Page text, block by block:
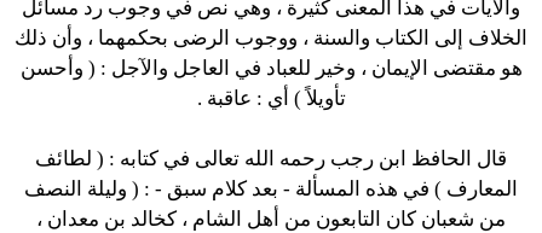
والآيات في هذا المعنى كثيرة ، وهي نص في وجوب رد مسائل
الخلاف إلى الكتاب والسنة ، ووجوب الرضى بحكمهما ، وأن ذلك
هو مقتضى الإيمان ، وخير للعباد في العاجل والآجل : ( وأحسن
تأويلاً ) أي : عاقبة .
قال الحافظ ابن رجب رحمه الله تعالى في كتابه : ( لطائف
المعارف ) في هذه المسألة - بعد كلام سبق - : ( وليلة النصف
من شعبان كان التابعون من أهل الشام ، كخالد بن معدان ،